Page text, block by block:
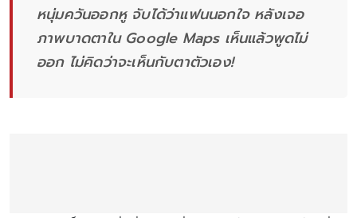
หนุ่มควันออกหู จับได้ว่าแฟนนอกใจ หลังเจอ
ภาพบาดตาใน Google Maps เห็นแล้วพูดไม่
ออก ไม่คิดว่าจะเห็นกับตาตัวเอง!